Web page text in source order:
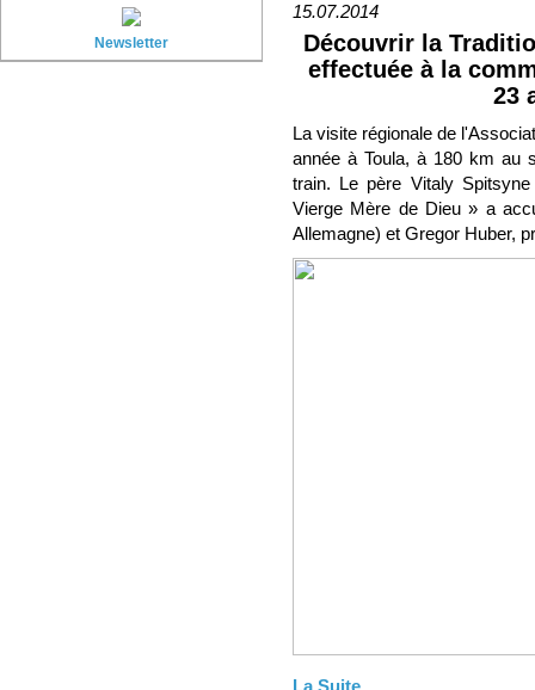
Newsletter
15.07.2014
Découvrir la
effectuée à la
23
La visite régionale de
année à Toula, à 180 km au
train. Le père Vitaly
Vierge Mère de Dieu » a
Allemagne) et Gregor Huber,
La Suite